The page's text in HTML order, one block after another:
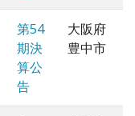
第54
期決
算公
告
大阪府
豊中市